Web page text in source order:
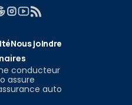
Nous joindre
conducteur
assure
auto